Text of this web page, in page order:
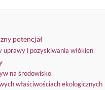
potencjał
uprawy i pozyskiwania włókien
na środowisko
właściwościach ekologicznych